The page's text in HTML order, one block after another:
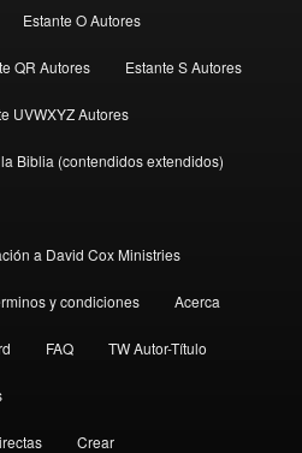
Estante O Autores
QR Autores Estante S Autores
UVWXYZ Autores
Biblia (contendidos extendidos)
a David Cox Ministries
y condiciones Acerca
FAQ TW Autor-Título
Crear